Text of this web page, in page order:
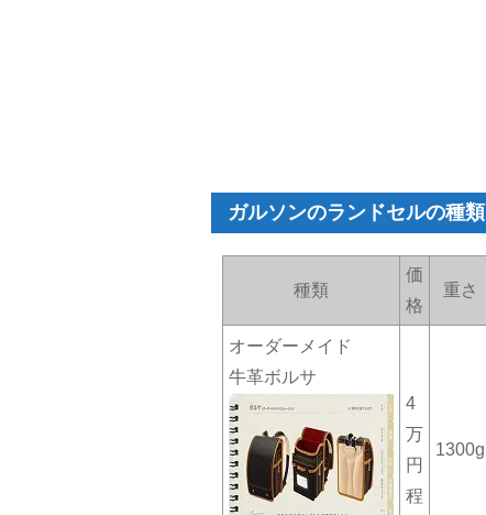
ガルソンのランドセルの種類
種類
価
格
重さ
オーダーメイド
牛革ボルサ
4
万
円
程
1300g